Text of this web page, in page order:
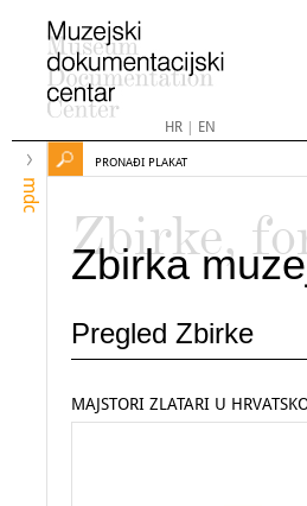
HR| EN
mdc
PRONAĐI PLAKAT
Zbirke,
Zbirka
Pregled Zbirke
MAJSTORI ZLATARI U